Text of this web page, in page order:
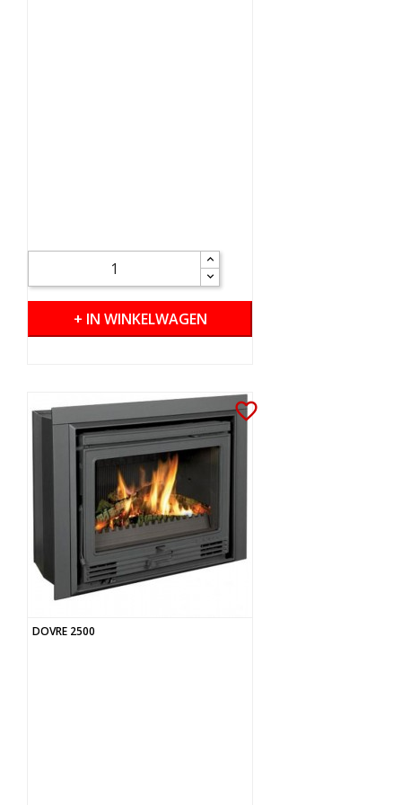
+ IN WINKELWAGEN
favorite_border
DOVRE 2500